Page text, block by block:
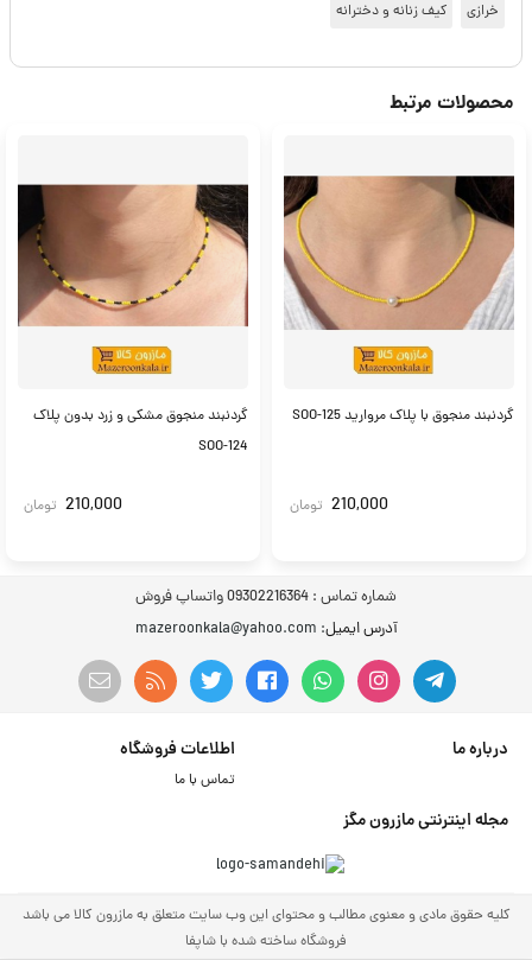
خرازی
کیف زنانه و دخترانه
محصولات مرتبط
گردنبند منجوق با پلاک مروارید SOO-125
210,000 تومان
گردنبند منجوق مشکی و زرد بدون پلاک
SOO-124
210,000 تومان
شماره تماس : 09302216364 واتساپ فروش
آدرس ایمیل: mazeroonkala@yahoo.com
درباره ما اطلاعات فروشگاه
تماس با ما
مجله اینترنتی مازرون مگز
کلیه حقوق مادی و معنوی مطالب و محتوای این وب سایت متعلق به مازرون کالا می باشد
فروشگاه ساخته شده با شاپفا